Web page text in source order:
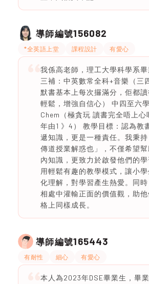
導師編號156082
*全英語上堂 課程設計 有愛心
我係高老師，理工大學科學系
三補：中英數常全科+音樂（三
默書基本上每次攞滿分，佢都
輕鬆，增強自信心） 中四至六
Chem（極貪玩 讀書完全唔上心
年由1 》4） 教學目標：認為教
遞知識，更是一種責任。我秉
傳道授業解惑也」，不僅希望
內知識，更致力於啟發他們的
用輕鬆有趣的教學模式，讓小
化理解，對學習產生熱愛。同
相處中灌輸正面的價值觀，助
格上同樣成長。
導師編號165443
有耐性 細心 有愛心
本人為2023年DSE畢業生，畢